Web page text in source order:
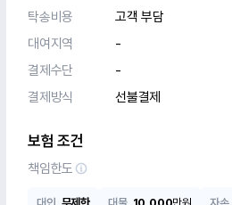
탁송비용
고객 부담
대여지역
-
결제수단
-
결제방식
선불결제
보험 조건
책임한도